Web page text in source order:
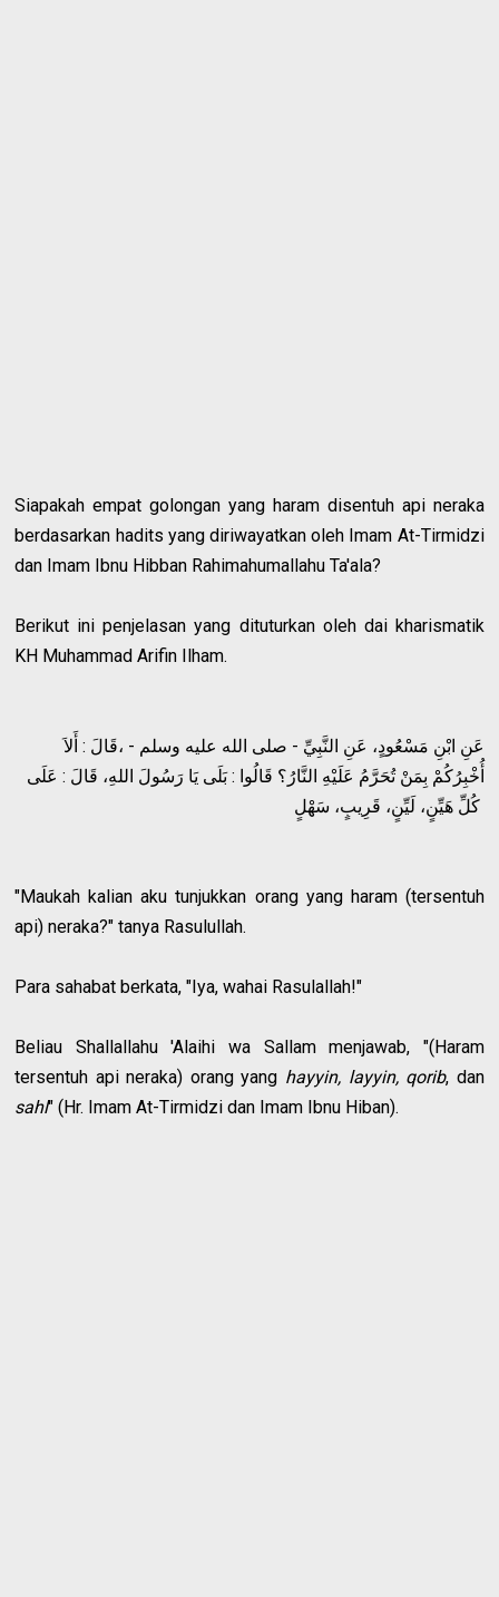
Siapakah empat golongan yang haram disentuh api neraka
berdasarkan hadits yang diriwayatkan oleh Imam At-Tirmidzi
dan Imam Ibnu Hibban Rahimahumallahu Ta'ala?
Berikut ini penjelasan yang dituturkan oleh dai kharismatik
KH Muhammad Arifin Ilham.
ﻋَﻦِ ﺍﺑْﻦِ ﻣَﺴْﻌُﻮﺩٍ، ﻋَﻦِ ﺍﻟﻨَّﺒِﻲِّ - ﺻﻠﻰ ﺍﻟﻠﻪ ﻋﻠﻴﻪ ﻭﺳﻠﻢ - ،ﻗَﺎﻝَ : ﺃَﻻَ
ﺃُﺧْﺒِﺮُﻛُﻢْ ﺑِﻤَﻦْ ﺗُﺤَﺮَّﻡُ ﻋَﻠَﻴْﻪِ ﺍﻟﻨَّﺎﺭُ؟ ﻗَﺎﻟُﻮﺍ : ﺑَﻠَﻰ ﻳَﺎ ﺭَﺳُﻮﻝَ ﺍﻟﻠﻪِ، ﻗَﺎﻝَ : ﻋَﻠَﻰ
ﻛُﻞِّ ﻫَﻴِّﻦٍ، ﻟَﻴِّﻦٍ، ﻗَﺮِﻳﺐٍ، ﺳَﻬْﻞٍ
"Maukah kalian aku tunjukkan orang yang haram (tersentuh
api) neraka?" tanya Rasulullah.
Para sahabat berkata, "Iya, wahai Rasulallah!"
Beliau Shallallahu 'Alaihi wa Sallam menjawab, "(Haram
tersentuh api neraka) orang yang hayyin, layyin, qorib, dan
sahl" (Hr. Imam At-Tirmidzi dan Imam Ibnu Hiban).